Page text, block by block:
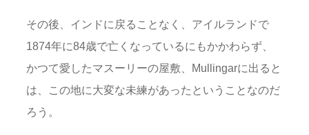
その後、インドに戻ることなく、アイルランドで
1874年に84歳で亡くなっているにもかかわらず、
かつて愛したマスーリーの屋敷、Mullingarに出ると
は、この地に大変な未練があったということなのだ
ろう。